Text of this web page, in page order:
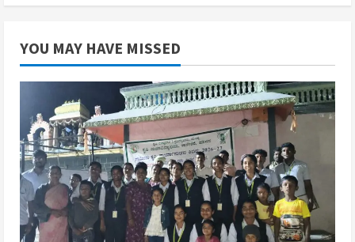
YOU MAY HAVE MISSED